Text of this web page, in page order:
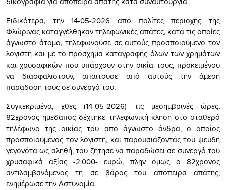
Ειδικότερα, την 14-05-2026 από πολίτες περιοχής της
Φλώρινας καταγγέλθηκαν τηλεφωνικές απάτες, κατά τις οποίες
άγνωστο άτομο, τηλεφωνούσε σε αυτούς προσποιούμενο τον
λογιστή και με το πρόσχημα καταγραφής όλων των χρημάτων
και χρυσαφικών που υπάρχουν στην οικία τους, προκειμένου
να διασφαλιστούν, απαιτούσε από αυτούς την άμεση
παράδοσή τους σε συνεργό του.
Συγκεκριμένα, χθες (14-05-2026) τις μεσημβρινές ώρες,
82χρονος ημεδαπός δέχτηκε τηλεφωνική κλήση στο σταθερό
τηλέφωνο της οικίας του από άγνωστο άνδρα, ο οποίος
προσποιούμενος τον λογιστή, και παρουσιάζοντάς του ψευδή
γεγονότα ως αληθή, του ζήτησε να παραδώσει σε συνεργό του
χρυσαφικά αξίας -2.000- ευρώ, πλην όμως ο 82χρονος
αντιλαμβανόμενος τη σε βάρος του απόπειρα απάτης,
ενημέρωσε την Αστυνομία.